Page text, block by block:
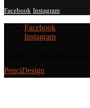
Facebook Instagram
Facebook
Instagram
PenciDesign